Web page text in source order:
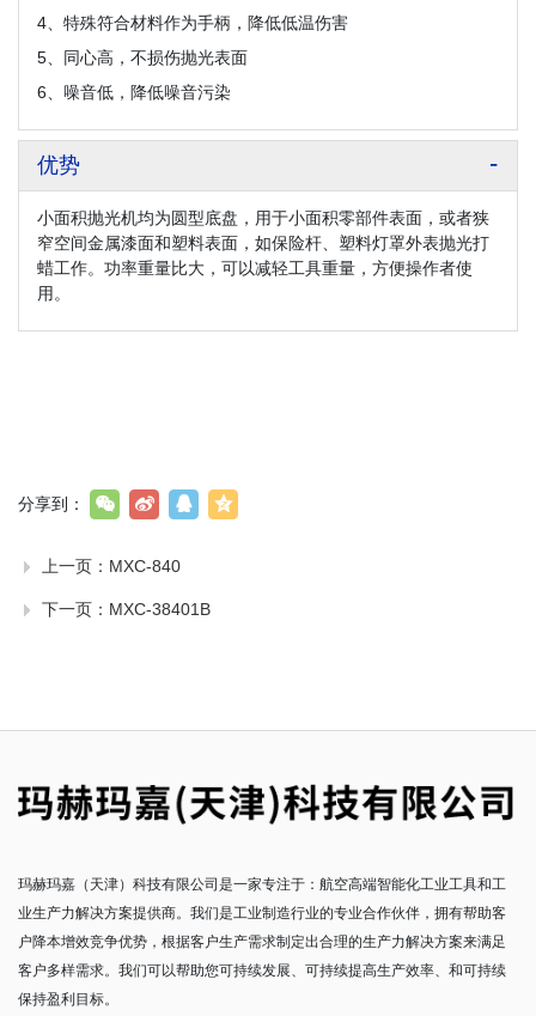
4、特殊符合材料作为手柄，降低低温伤害
5、同心高，不损伤抛光表面
6、噪音低，降低噪音污染
优势
小面积抛光机均为圆型底盘，用于小面积零部件表面，或者狭
窄空间金属漆面和塑料表面，如保险杆、塑料灯罩外表抛光打
蜡工作。功率重量比大，可以减轻工具重量，方便操作者使
用。
上一页： MXC-840
下一页： MXC-38401B
分享到：
玛赫玛嘉（天津）科技有限公司是一家专注于：航空高端智能化工业工具和工
业生产力解决方案提供商。我们是工业制造行业的专业合作伙伴，拥有帮助客
户降本增效竞争优势，根据客户生产需求制定出合理的生产力解决方案来满足
客户多样需求。我们可以帮助您可持续发展、可持续提高生产效率、和可持续
保持盈利目标。